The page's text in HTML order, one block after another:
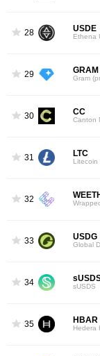
28 USDE
Ethena
29 GRAM
Gram
30 CC
Canton
31 LTC
Litecoin
32
33 USDG
Global
34 sUSDS
35 HBAR
Hedera